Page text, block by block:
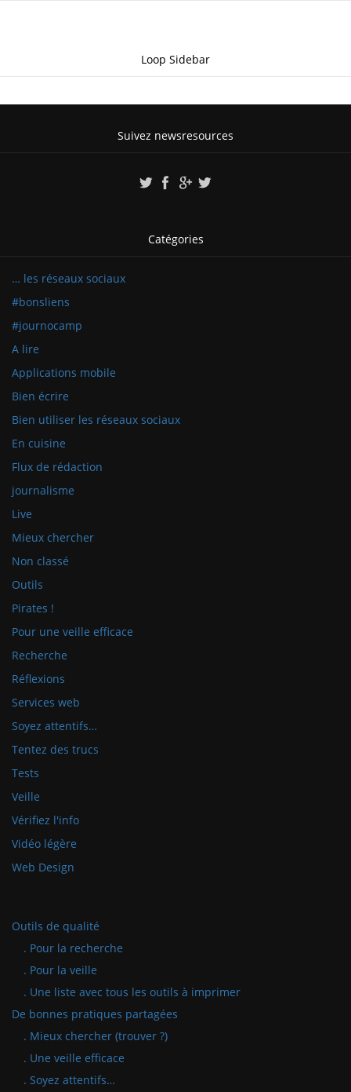
Loop Sidebar
Suivez newsresources
Catégories
… les réseaux sociaux
#bonsliens
#journocamp
A lire
Applications mobile
Bien écrire
Bien utiliser les réseaux sociaux
En cuisine
Flux de rédaction
journalisme
Live
Mieux chercher
Non classé
Outils
Pirates !
Pour une veille efficace
Recherche
Réflexions
Services web
Soyez attentifs…
Tentez des trucs
Tests
Veille
Vérifiez l'info
Vidéo légère
Web Design
Outils de qualité
. Pour la recherche
. Pour la veille
. Une liste avec tous les outils à imprimer
De bonnes pratiques partagées
. Mieux chercher (trouver ?)
. Une veille efficace
. Soyez attentifs…